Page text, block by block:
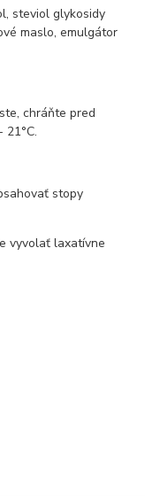
steviol glykosidy
maslo, emulgátor
chráňte pred
stopy
vyvolať laxatívne